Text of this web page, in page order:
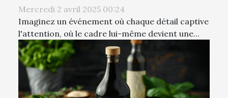
Mercredi 2 avril 2025 00:24
Imaginez un événement où chaque détail captive
l'attention, où le cadre lui-même devient une...